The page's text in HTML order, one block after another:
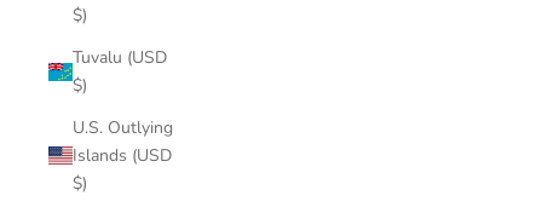
$)
Tuvalu (USD
$)
U.S. Outlying
Islands (USD
$)